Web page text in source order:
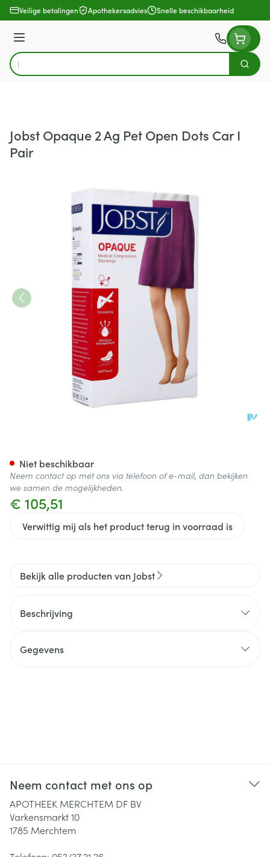
Ga naar de inhoud
Veilige betalingen Apothekersadvies Snelle beschikbaarheid
Menu
Product, merk, categorie...
Zoek
Jobst Opaque 2 Ag Pet Open Dots Car I
Pair
€ 105,51
Verwittig mij als het product terug in voorraad is
Niet beschikbaar
Neem contact op met ons via telefoon of e-mail, dan bekijken
we samen de mogelijkheden.
Bekijk alle producten van Jobst
Beschrijving
Gegevens
Neem contact met ons op
APOTHEEK MERCHTEM DF BV
Varkensmarkt 10
1785 Merchtem